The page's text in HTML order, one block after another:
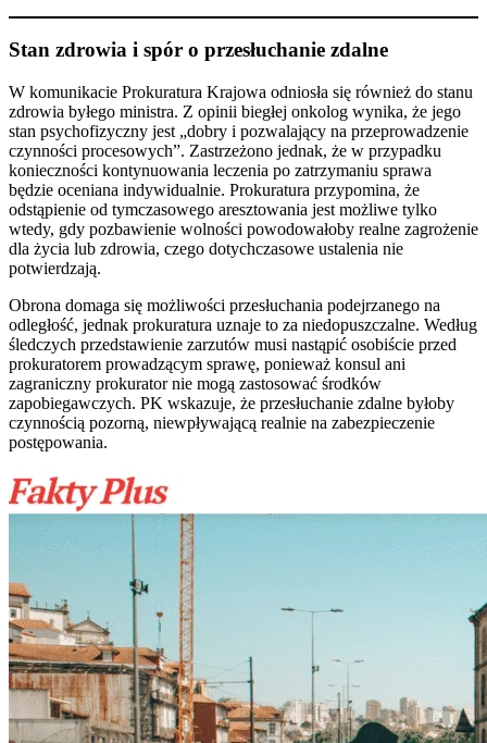
Stan zdrowia i spór o przesłuchanie zdalne
W komunikacie Prokuratura Krajowa odniosła się również do stanu
zdrowia byłego ministra. Z opinii biegłej onkolog wynika, że jego
stan psychofizyczny jest „dobry i pozwalający na przeprowadzenie
czynności procesowych”. Zastrzeżono jednak, że w przypadku
konieczności kontynuowania leczenia po zatrzymaniu sprawa
będzie oceniana indywidualnie. Prokuratura przypomina, że
odstąpienie od tymczasowego aresztowania jest możliwe tylko
wtedy, gdy pozbawienie wolności powodowałoby realne zagrożenie
dla życia lub zdrowia, czego dotychczasowe ustalenia nie
potwierdzają.
Obrona domaga się możliwości przesłuchania podejrzanego na
odległość, jednak prokuratura uznaje to za niedopuszczalne. Według
śledczych przedstawienie zarzutów musi nastąpić osobiście przed
prokuratorem prowadzącym sprawę, ponieważ konsul ani
zagraniczny prokurator nie mogą zastosować środków
zapobiegawczych. PK wskazuje, że przesłuchanie zdalne byłoby
czynnością pozorną, niewpływającą realnie na zabezpieczenie
postępowania.